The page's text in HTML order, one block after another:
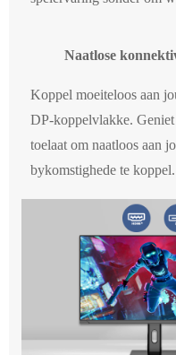
Naatlose
Koppel moeiteloos aan
DP-koppelvlakke.
toelaat om naatloos aan
bykomstighede te koppel.